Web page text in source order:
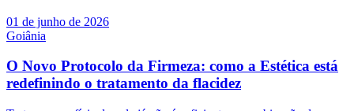
01 de junho de 2026
Goiânia
O Novo Protocolo da Firmeza: como a Estética está
redefinindo o tratamento da flacidez